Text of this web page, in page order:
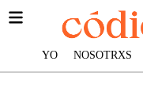
YO NOSOTRXS